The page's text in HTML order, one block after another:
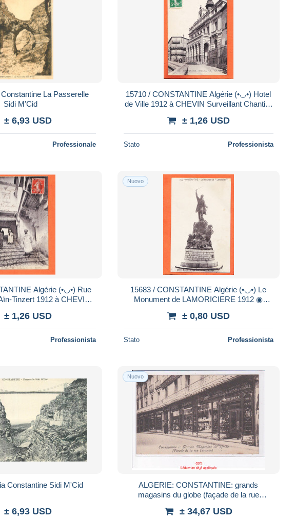
La Passerelle
Sidi M'Cid
± 6,93 USD
Professionale
15710 / CONSTANTINE Algérie (•◡•) Hotel
de Ville 1912 à CHEVIN Surveillant Chantier
± 1,26 USD
Stato Professionista
Tinzert 1912 à CHEVIN
± 1,26 USD
Professionista
Nuovo
15683 / CONSTANTINE Algérie (•◡•) Le
Monument de LAMORICIERE 1912 ◉
± 0,80 USD
Stato Professionista
Constantine Sidi M'Cid
± 6,93 USD
Nuovo
ALGERIE: CONSTANTINE: grands
magasins du globe (façade de la rue
± 34,67 USD